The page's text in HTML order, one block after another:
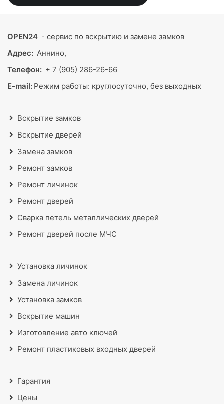
OPEN24 - сервис по вскрытию и замене замков
Адрес: Аннино,
Телефон: + 7 (905) 286-26-66
E-mail: Режим работы: круглосуточно, без выходных
Вскрытие замков
Вскрытие дверей
Замена замков
Ремонт замков
Ремонт личинок
Ремонт дверей
Сварка петель металлических дверей
Ремонт дверей после МЧС
Установка личинок
Замена личинок
Установка замков
Вскрытие машин
Изготовление авто ключей
Ремонт пластиковых входных дверей
Гарантия
Цены